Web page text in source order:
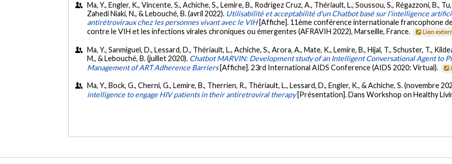
Ma, Y., Engler, K., Vincente, S., Achiche, S., Lemire, B., Rodrigez Cruz, A., Thériault, L., Soussou, S., Régazzoni, B.,
Zahedi Niaki, N., & Lebouché, B. (avril 2022). Utilisabilité et acceptabilité d'un Chatbot basé sur l'intelligence
antirétroviraux chez les personnes vivant avec le VIH [Affiche]. 11ème conférence internationale francophone
contre le VIH et les infections virales chroniques ou émergentes (AFRAVIH 2022), Marseille, France.
Lien
Ma, Y., Sanmiguel, D., Lessard, D., Thériault, L., Achiche, S., Arora, A., Mate, K., Lemire, B., Hijal, T., Schuster, T.,
M., & Lebouché, B. (juillet 2020). Chatbot MARVIN: Development study of an Intelligent Conversational Agent to
Management of ART Adherence Barriers [Affiche]. 23rd International AIDS Conference (AIDS 2020: Virtual).
Ma, Y., Bock, G., Cherni, G., Lemire, B., Therrien, R., Thériault, L., Lessard, D., Engler, K., & Achiche, S. (novembre
intelligence to engage HIV patients in their antiretroviral therapy [Présentation]. Dans Workshop on Healthy